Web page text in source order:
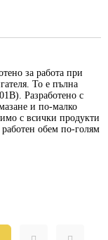
за работа при
То е пълна
Разработено с
и по-малко
с всички продукти
обем по-голям